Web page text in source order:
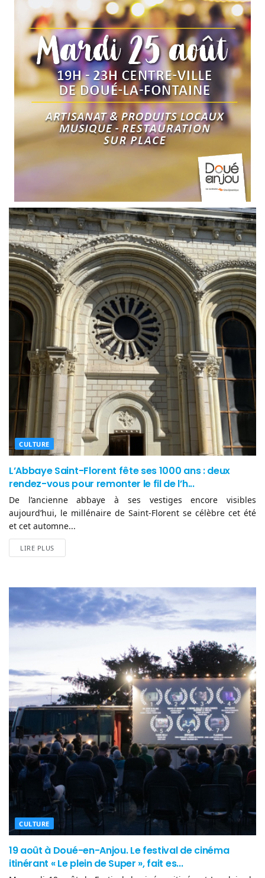
CULTURE
L’Abbaye Saint-Florent fête ses 1000 ans : deux
rendez-vous pour remonter le fil de l’h...
De l’ancienne abbaye à ses vestiges encore visibles
aujourd’hui, le millénaire de Saint-Florent se célèbre cet été
et cet automne...
LIRE PLUS
CULTURE
19 août à Doué-en-Anjou. Le festival de cinéma
itinérant « Le plein de Super », fait es...